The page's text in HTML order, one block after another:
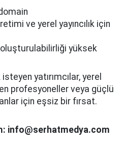
ve yerel yayıncılık için
yüksek
yatırımcılar, yerel
profesyoneller veya güçlü
için eşsiz bir fırsat.
info@serhatmedya.com